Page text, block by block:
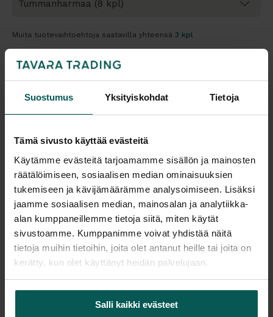
Suostumus Yksityiskohdat Tietoja
Tämä sivusto käyttää evästeitä
Käytämme evästeitä tarjoamamme sisällön ja mainosten
räätälöimiseen, sosiaalisen median ominaisuuksien
tukemiseen ja kävijämäärämme analysoimiseen. Lisäksi
jaamme sosiaalisen median, mainosalan ja analytiikka-
alan kumppaneillemme tietoja siitä, miten käytät
sivustoamme. Kumppanimme voivat yhdistää näitä
tietoja muihin tietoihin, joita olet antanut heille tai joita on
kerätty, kun olet käyttänyt heidän palvelujaan.
Salli kaikki evästeet
Muita tuotevaihtoehtoja saatavilla yhteensä 3 kpl
Tarjouskori vai ostoskori?
-
Pyydä tarjous
Saatavuus
Vantaa: Tuotetta on varastossa 8 kpl (Varastopaikka: 3B)
Tampere: Tuotetta on varastossa 0 kpl (voit tilata myymälään,
veloitamme mahdollisesti siirtomaksun)